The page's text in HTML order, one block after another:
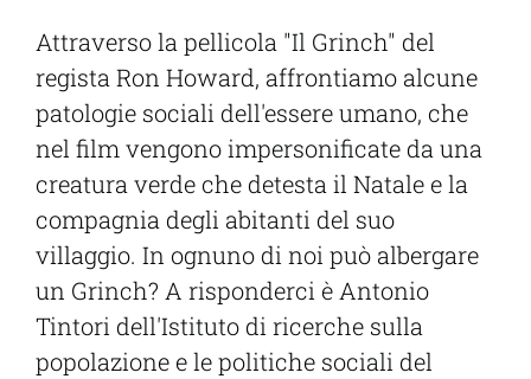
Attraverso la pellicola "Il Grinch" del
regista Ron Howard, affrontiamo alcune
patologie sociali dell'essere umano, che
nel film vengono impersonificate da una
creatura verde che detesta il Natale e la
compagnia degli abitanti del suo
villaggio. In ognuno di noi può albergare
un Grinch? A risponderci è Antonio
Tintori dell'Istituto di ricerche sulla
popolazione e le politiche sociali del